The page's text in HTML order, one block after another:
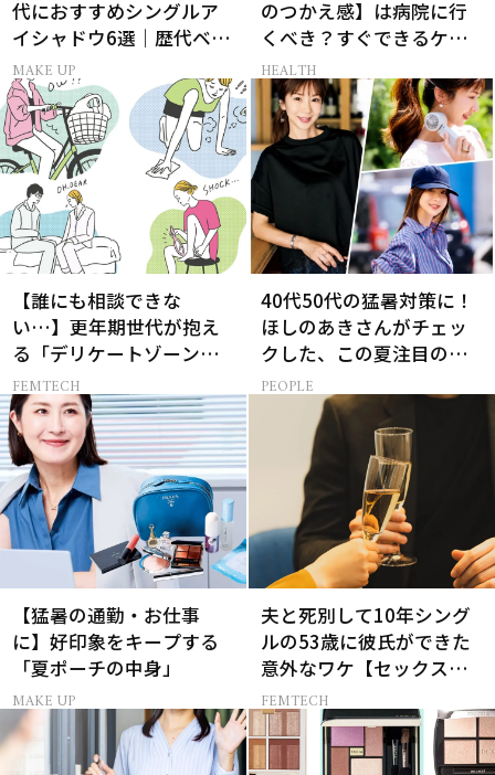
代におすすめシングルア
イシャドウ6選｜歴代ベス
トコスメ受賞まとめ
MAKE UP
のつかえ感】は病院に行
くべき？すぐできるケア5
選も！
HEALTH
【誰にも相談できな
い…】更年期世代が抱え
る「デリケートゾーン」
のリアルなお悩み４選
FEMTECH
40代50代の猛暑対策に！
ほしのあきさんがチェッ
クした、この夏注目の暑
さ対策グッズ3選
PEOPLE
【猛暑の通勤・お仕事
に】好印象をキープする
「夏ポーチの中身」
MAKE UP
夫と死別して10年シング
ルの53歳に彼氏ができた
意外なワケ【セックスレ
ス AND THE CITY -女たち
の告白-】
FEMTECH